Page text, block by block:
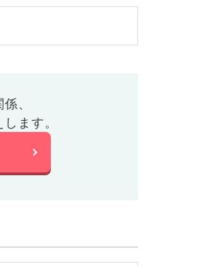
、
ます。